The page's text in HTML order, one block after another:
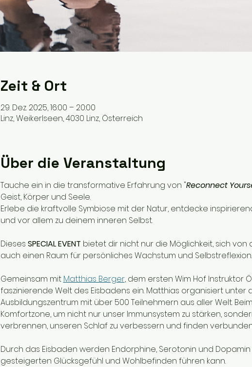
Zeit & Ort
29. Dez. 2025, 16:00 – 20:00
Linz, Weikerlseen, 4030 Linz, Österreich
Über die Veranstaltung
Tauche ein in die transformative Erfahrung von "Reconnect
Geist, Körper und Seele.
Erlebe die kraftvolle Symbiose mit der Natur, entdecke
und vor allem zu deinem inneren Selbst.
Dieses SPECIAL EVENT bietet dir nicht nur die Möglichkeit, sich von
auch einen Raum für persönliches Wachstum und Selbstreflexion.
Gemeinsam mit Matthias Berger, dem ersten Wim Hof Instruktor
faszinierende Welt des Eisbadens ein. Matthias organisiert
Ausbildungszentrum mit über 500 Teilnehmern aus aller Welt.
Komfortzone, um nicht nur unser Immunsystem zu stärken,
verbrennen, unseren Schlaf zu verbessern und finden
Durch das Eisbaden werden Endorphine, Serotonin und
gesteigerten Glücksgefühl und Wohlbefinden führen kann.